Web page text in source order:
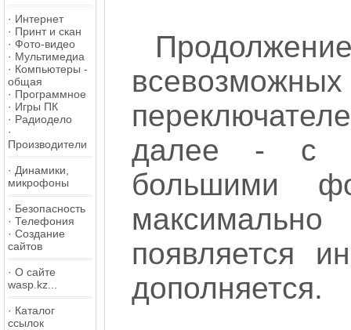
· Интернет
· Принт и скан
· Фото-видео
· Мультимедиа
· Компьютеры -
общая
· Программное
· Игры ПК
· Радиодело
·
Производители
· Динамики,
микрофоны
· Безопасность
· Телефония
· Создание
сайтов
· О сайте
wasp.kz...
· Каталог
ссылок
далее - с
большими
появляется
дополняется.